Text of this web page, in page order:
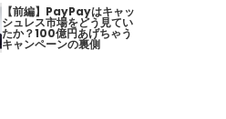
【前編】PayPayはキャッ
シュレス市場をどう見てい
たか？100億円あげちゃう
キャンペーンの裏側